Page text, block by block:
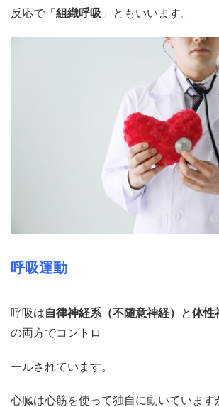
反応で「 組織呼吸 」ともいいます。
呼吸運動
呼吸は自律神経系（不随意神経） と体性
の両方でコントロ
ールされています。
心臓は心筋を使って独自に動いています